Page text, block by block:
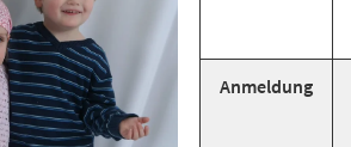
Anmeldung